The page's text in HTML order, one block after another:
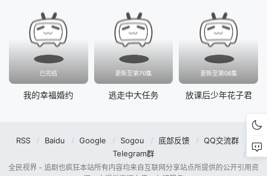
已完结
我的幸福婚约
更新至第70集
逃走中大任务
更新至第08集
放课后少年花子君
RSS Baidu Google Sogou 底部反馈
QQ交流群
Telegram群
全民视界 - 追剧也疯狂本站所有内容均来自互联网分享站点所提供的公开引用资